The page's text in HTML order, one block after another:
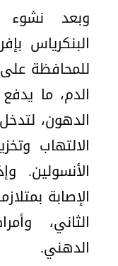
وبعد نشوء
البنكرياس
للمحافظة
الدم، ما
الدهون،
الالتهاب
الأنسولين.
الإصابة
الثاني،
الدهني.